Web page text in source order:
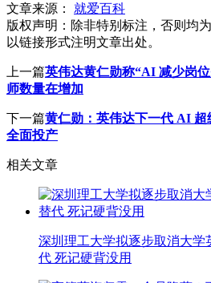
文章来源：
就爱百科
版权声明： 除非特别标注，否则均
以链接形式注明文章出处。
上一篇英伟达黄仁勋称“AI 减少岗
师数量在增加
下一篇黄仁勋：英伟达下一代 AI 超
全面投产
相关文章
深圳理工大学拟逐步取消大
代 死记硬背没用